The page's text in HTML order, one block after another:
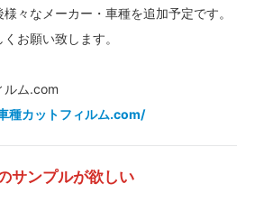
々なメーカー・車種を追加予定です。
お願い致します。
ルム.com
カットフィルム.com/
サンプルが欲しい